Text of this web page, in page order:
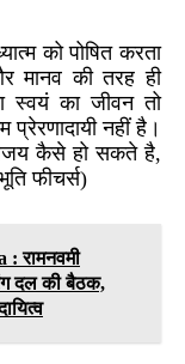
को पोषित करता
मानव की तरह ही
स्वयं का जीवन तो
नहीं है।
कैसे हो सकते है,
फीचर्स)
रामनवमी
दल की बैठक,